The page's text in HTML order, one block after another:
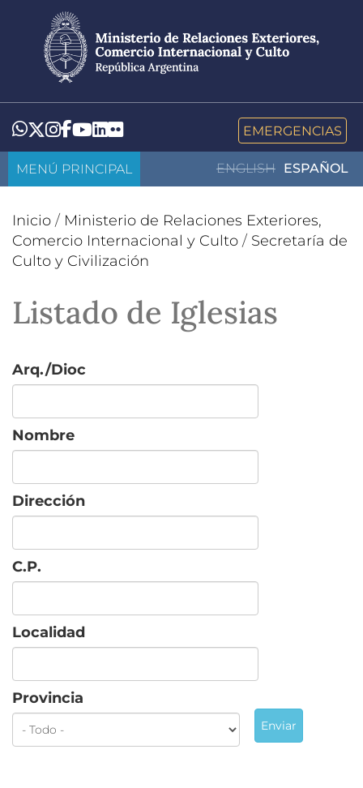
contenido
principal
Whatsapp
Twitter
Instagram
Facebook
YouTube
LinkedIn
Flickr EMERGENCIAS
ENGLISH ESPAÑOL
MENÚ PRINCIPAL
Inicio / Ministerio de Relaciones Exteriores,
Comercio Internacional y Culto / Secretaría de
Culto y Civilización
Listado de Iglesias
Arq./Dioc
Nombre
Dirección
C.P.
Localidad
Provincia
Enviar